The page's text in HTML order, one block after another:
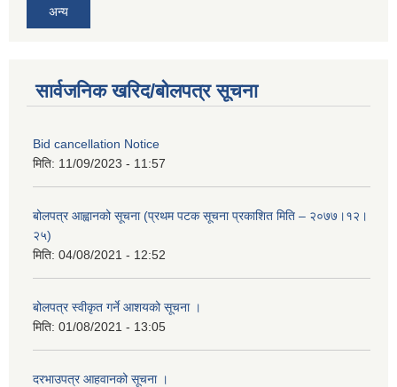
अन्य
सार्वजनिक खरिद/बोलपत्र सूचना
Bid cancellation Notice
मिति: 11/09/2023 - 11:57
बोलपत्र आह्वानको सूचना (प्रथम पटक सूचना प्रकाशित मिति – २०७७।१२।
२५)
मिति: 04/08/2021 - 12:52
बोलपत्र स्वीकृत गर्ने आशयको सूचना ।
मिति: 01/08/2021 - 13:05
दरभाउपत्र आहवानको सूचना ।